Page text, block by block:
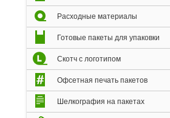
Расходные материалы
Готовые пакеты для упаковки
Скотч с логотипом
Офсетная печать пакетов
Шелкография на пакетах